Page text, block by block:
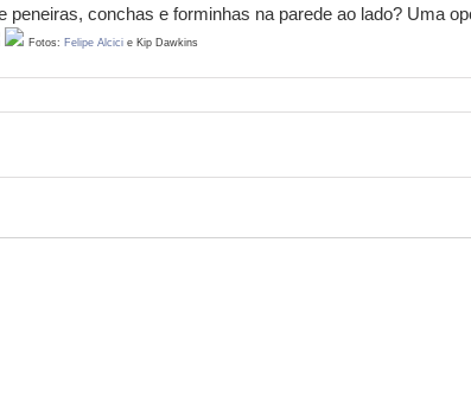
conchas e forminhas na parede ao lado? Uma
Fotos: Felipe Alcici e Kip Dawkins